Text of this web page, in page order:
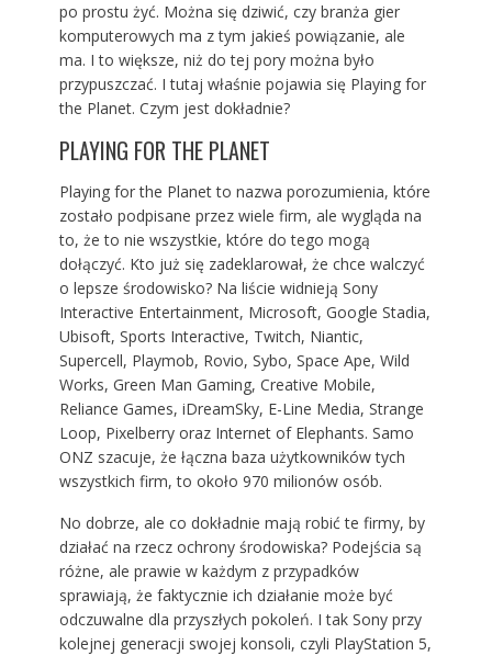
po prostu żyć. Można się dziwić, czy branża gier
komputerowych ma z tym jakieś powiązanie, ale
ma. I to większe, niż do tej pory można było
przypuszczać. I tutaj właśnie pojawia się Playing for
the Planet. Czym jest dokładnie?
PLAYING FOR THE PLANET
Playing for the Planet to nazwa porozumienia, które
zostało podpisane przez wiele firm, ale wygląda na
to, że to nie wszystkie, które do tego mogą
dołączyć. Kto już się zadeklarował, że chce walczyć
o lepsze środowisko? Na liście widnieją Sony
Interactive Entertainment, Microsoft, Google Stadia,
Ubisoft, Sports Interactive, Twitch, Niantic,
Supercell, Playmob, Rovio, Sybo, Space Ape, Wild
Works, Green Man Gaming, Creative Mobile,
Reliance Games, iDreamSky, E-Line Media, Strange
Loop, Pixelberry oraz Internet of Elephants. Samo
ONZ szacuje, że łączna baza użytkowników tych
wszystkich firm, to około 970 milionów osób.
No dobrze, ale co dokładnie mają robić te firmy, by
działać na rzecz ochrony środowiska? Podejścia są
różne, ale prawie w każdym z przypadków
sprawiają, że faktycznie ich działanie może być
odczuwalne dla przyszłych pokoleń. I tak Sony przy
kolejnej generacji swojej konsoli, czyli PlayStation 5,